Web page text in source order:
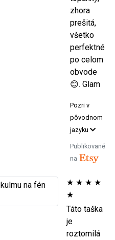
zhora
prešitá,
všetko
perfektné
po celom
obvode
😊. Glam
Pozri v
pôvodnom
jazyku
Publikované
na
★ ★ ★ ★
★
Táto taška
je
roztomilá